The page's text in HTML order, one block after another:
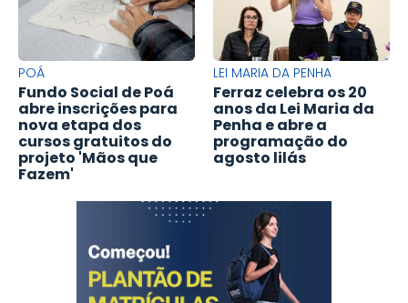
POÁ
Fundo Social de Poá
abre inscrições para
nova etapa dos
cursos gratuitos do
projeto 'Mãos que
Fazem'
LEI MARIA DA PENHA
Ferraz celebra os 20
anos da Lei Maria da
Penha e abre a
programação do
agosto lilás